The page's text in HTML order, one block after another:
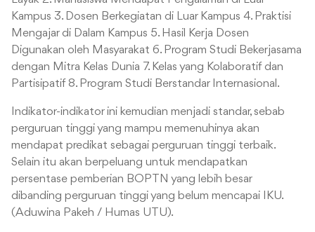
Kampus 3. Dosen Berkegiatan di Luar Kampus 4. Praktisi
Mengajar di Dalam Kampus 5. Hasil Kerja Dosen
Digunakan oleh Masyarakat 6. Program Studi Bekerjasama
dengan Mitra Kelas Dunia 7. Kelas yang Kolaboratif dan
Partisipatif 8. Program Studi Berstandar Internasional.
Indikator-indikator ini kemudian menjadi standar, sebab
perguruan tinggi yang mampu memenuhinya akan
mendapat predikat sebagai perguruan tinggi terbaik.
Selain itu akan berpeluang untuk mendapatkan
persentase pemberian BOPTN yang lebih besar
dibanding perguruan tinggi yang belum mencapai IKU.
(Aduwina Pakeh / Humas UTU).